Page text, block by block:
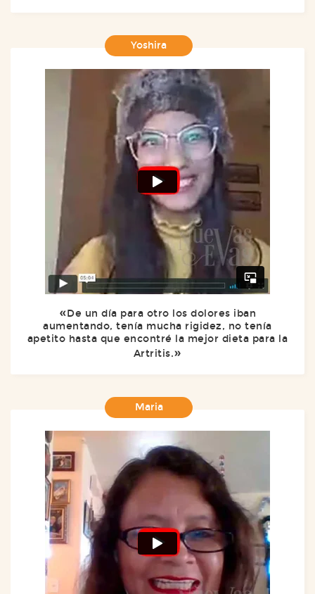
Yoshira
De un día para otro los dolores iban
aumentando, tenía mucha rigidez, no tenía
apetito hasta que encontré la mejor dieta para la
Artritis.
Maria